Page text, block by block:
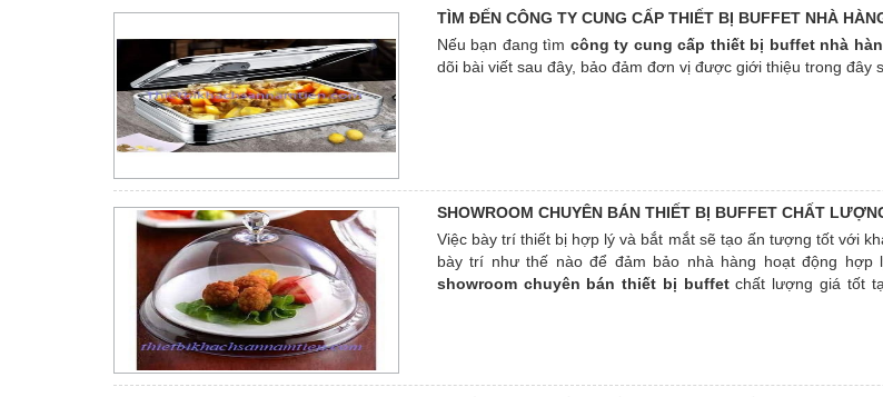
TÌM ĐẾN CÔNG TY CUNG CẤP THIẾT BỊ BUFFET NHÀ
Nếu bạn đang tìm công ty cung cấp thiết bị buffet nhà
dõi bài viết sau đây, bảo đảm đơn vị được giới thiệu trong đây
SHOWROOM CHUYÊN BÁN THIẾT BỊ BUFFET CHẤT
Việc bày trí thiết bị hợp lý và bắt mắt sẽ tạo ấn tượng tốt với
bày trí như thế nào để đảm bảo nhà hàng hoạt động hợp
showroom chuyên bán thiết bị buffetchất lượng giá tốt